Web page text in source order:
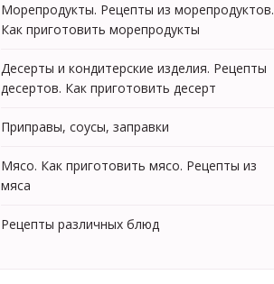
Морепродукты. Рецепты из морепродуктов.
Как приготовить морепродукты
Десерты и кондитерские изделия. Рецепты
десертов. Как приготовить десерт
Приправы, соусы, заправки
Мясо. Как приготовить мясо. Рецепты из
мяса
Рецепты различных блюд